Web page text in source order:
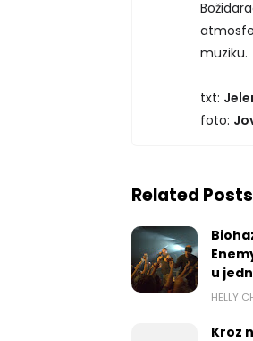
muziku.
txt:
foto:
Related Posts
u
HELLY
Kroz